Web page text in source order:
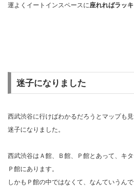
運よくイートインスペースに 座れればラッ
迷子になりました
西武渋谷に行けばわかるだろうとマップも
迷子になりました。
西武渋谷はＡ館、Ｂ館、Ｐ館とあって、キ
Ｐ館にあります。
しかもＰ館の中ではなくて、なんていうん